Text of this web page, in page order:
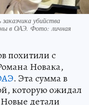
убийства
в ОАЭ. Фото: личная
похитили с
Новака,
. Эта сумма в
которую ожидал
детали